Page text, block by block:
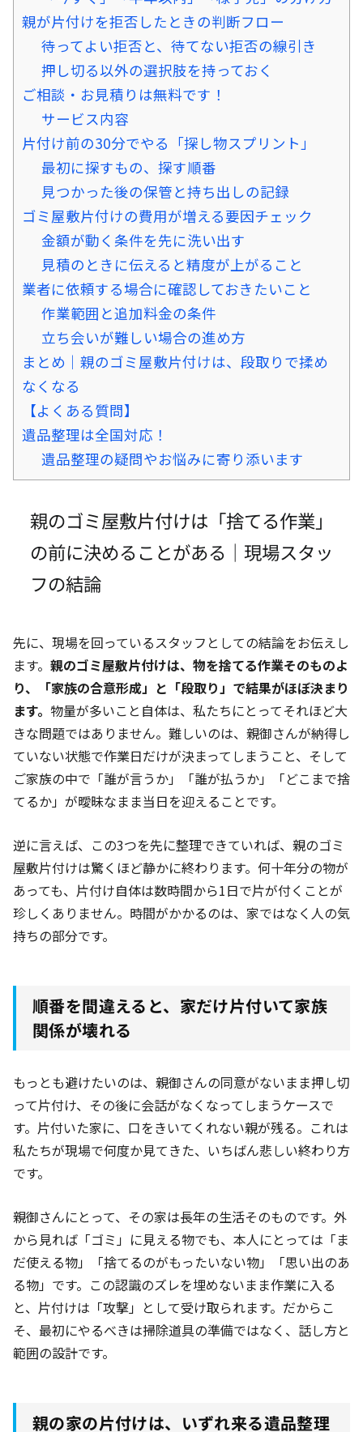
親が片付けを拒否したときの判断フロー
待ってよい拒否と、待てない拒否の線引き
押し切る以外の選択肢を持っておく
ご相談・お見積りは無料です！
サービス内容
片付け前の30分でやる「探し物スプリント」
最初に探すもの、探す順番
見つかった後の保管と持ち出しの記録
ゴミ屋敷片付けの費用が増える要因チェック
金額が動く条件を先に洗い出す
見積のときに伝えると精度が上がること
業者に依頼する場合に確認しておきたいこと
作業範囲と追加料金の条件
立ち会いが難しい場合の進め方
まとめ｜親のゴミ屋敷片付けは、段取りで揉め
なくなる
【よくある質問】
遺品整理は全国対応！
遺品整理の疑問やお悩みに寄り添います
親のゴミ屋敷片付けは「捨てる作業」
の前に決めることがある｜現場スタッ
フの結論
先に、現場を回っているスタッフとしての結論をお伝えし
ます。 親のゴミ屋敷片付けは、物を捨てる作業そのものよ
り、「家族の合意形成」と「段取り」で結果がほぼ決まり
ます。 物量が多いこと自体は、私たちにとってそれほど大
きな問題ではありません。難しいのは、親御さんが納得し
ていない状態で作業日だけが決まってしまうこと、そして
ご家族の中で「誰が言うか」「誰が払うか」「どこまで捨
てるか」が曖昧なまま当日を迎えることです。
逆に言えば、この3つを先に整理できていれば、親のゴミ
屋敷片付けは驚くほど静かに終わります。何十年分の物が
あっても、片付け自体は数時間から1日で片が付くことが
珍しくありません。時間がかかるのは、家ではなく人の気
持ちの部分です。
順番を間違えると、家だけ片付いて家族
関係が壊れる
もっとも避けたいのは、親御さんの同意がないまま押し切
って片付け、その後に会話がなくなってしまうケースで
す。片付いた家に、口をきいてくれない親が残る。これは
私たちが現場で何度か見てきた、いちばん悲しい終わり方
です。
親御さんにとって、その家は長年の生活そのものです。外
から見れば「ゴミ」に見える物でも、本人にとっては「ま
だ使える物」「捨てるのがもったいない物」「思い出のあ
る物」です。この認識のズレを埋めないまま作業に入る
と、片付けは「攻撃」として受け取られます。だからこ
そ、最初にやるべきは掃除道具の準備ではなく、話し方と
範囲の設計です。
親の家の片付けは、いずれ来る遺品整理